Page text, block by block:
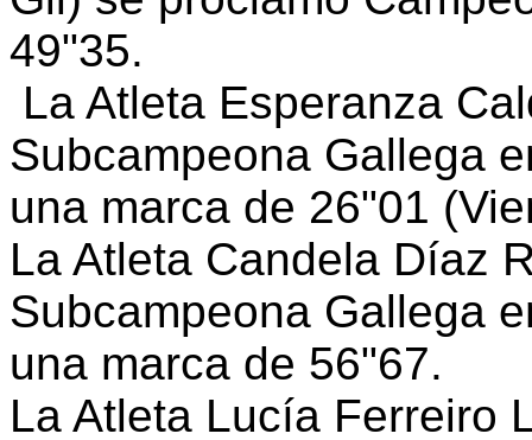
49"35.
La Atleta Esperanza
Subcampeona Gallega
una marca de 26"01
La Atleta Candela Díaz
Subcampeona Gallega
una marca de 56"67.
La Atleta Lucía Ferreiro